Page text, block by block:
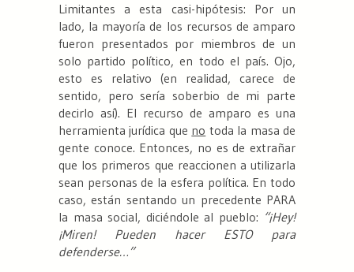
Limitantes a esta casi-hipótesis: Por un
lado, la mayoría de los recursos de amparo
fueron presentados por miembros de un
solo partido político, en todo el país. Ojo,
esto es relativo (en realidad, carece de
sentido, pero sería soberbio de mi parte
decirlo así). El recurso de amparo es una
herramienta jurídica que no toda la masa de
gente conoce. Entonces, no es de extrañar
que los primeros que reaccionen a utilizarla
sean personas de la esfera política. En todo
caso, están sentando un precedente PARA
la masa social, diciéndole al pueblo: “¡Hey!
¡Miren! Pueden hacer ESTO para
defenderse…”